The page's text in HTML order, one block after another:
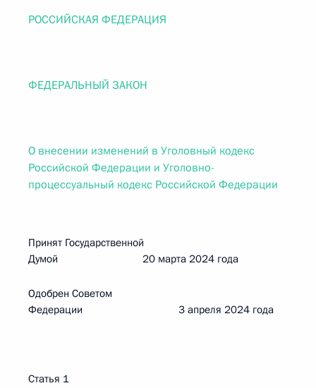
РОССИЙСКАЯ ФЕДЕРАЦИЯ
ФЕДЕРАЛЬНЫЙ ЗАКОН
О внесении изменений в Уголовный кодекс
Российской Федерации и Уголовно-
процессуальный кодекс Российской Федерации
Принят Государственной
Думой 20 марта 2024 года
Одобрен Советом
Федерации 3 апреля 2024 года
Статья 1